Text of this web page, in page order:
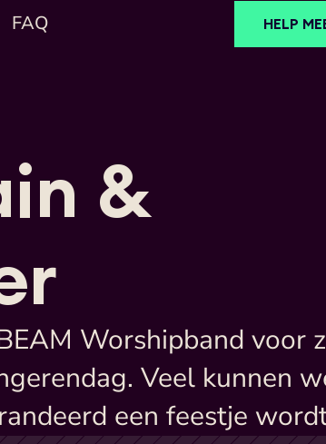
FAQ HELP
&
Worshipband voor
Veel kunnen
een feestje